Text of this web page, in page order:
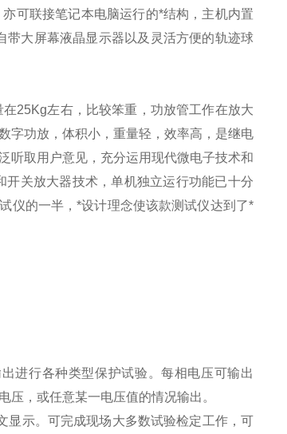
可联接笔记本电脑运行的*结构，主机内置
带大屏幕液晶显示器以及灵活方便的轨迹球
25Kg左右，比较笨重，功放管工作在放大
字功放，体积小，重量轻，效率高，是继电
听取用户意见，充分运用现代微电子技术和
关放大器技术，单机独立运行功能已十分
仪的一半，*设计理念使该款测试仪达到了*
进行各种类型保护试验。每相电压可输出
，或任意某一电压值的情况输出。
示。可完成现场大多数试验检定工作，可